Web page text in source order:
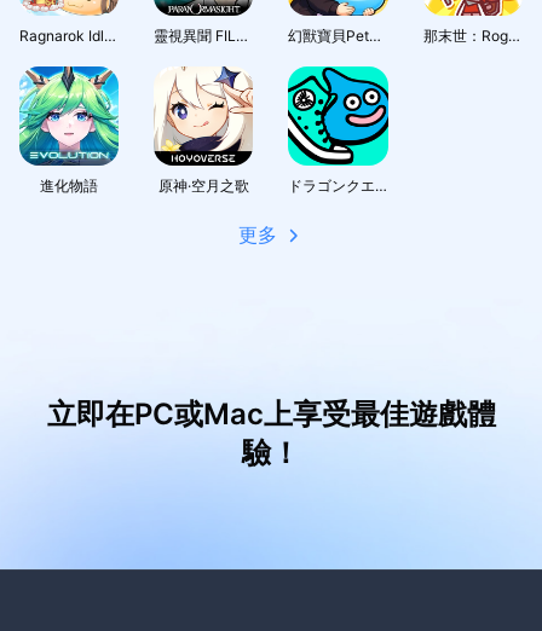
Ragnarok Idle Adventure Plus 靈視異聞 FILE38 伊勢人魚物語 幻獸寶貝PetGirl 那末世：Roguelike角色扮演
進化物語 原神·空月之歌 ドラゴンクエストウォーク
更多
立即在PC或Mac上享受最佳遊戲體
驗！